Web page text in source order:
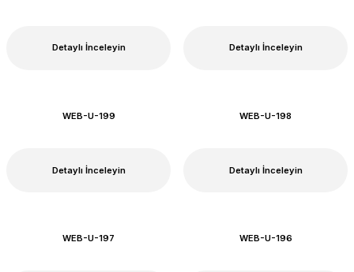
Detaylı İnceleyin Detaylı İnceleyin
WEB-U-199
Detaylı İnceleyin
WEB-U-198
Detaylı İnceleyin
WEB-U-197 WEB-U-196